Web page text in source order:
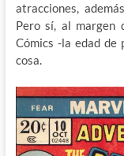
atracciones,
Pero sí, al margen
Cómics -la edad
cosa.